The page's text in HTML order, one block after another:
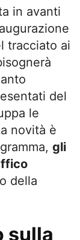
in avanti
tracciato ai
del
le
novità è
gli
della
sulla